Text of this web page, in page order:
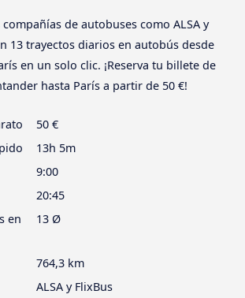
de autobuses como ALSA y
13 trayectos diarios en autobús desde
en un solo clic. ¡Reserva tu billete de
hasta París a partir de 50 €!
50 €
13h 5m
9:00
20:45
en
13 Ø
764,3 km
ALSA y FlixBus